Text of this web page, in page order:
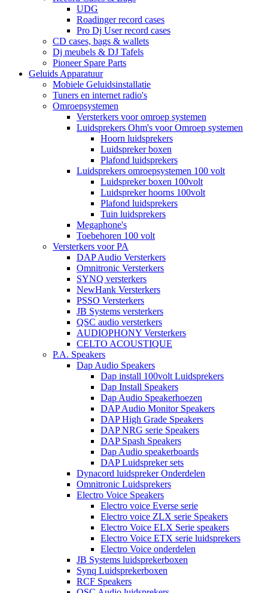
UDG
Roadinger record cases
Pro Dj User record cases
CD cases, bags & wallets
Dj meubels & DJ Tafels
Pioneer Spare Parts
Geluids Apparatuur
Mobiele Geluidsinstallatie
Tuners en internet radio's
Omroepsystemen
Versterkers voor omroep systemen
Luidsprekers Ohm's voor Omroep systemen
Hoorn luidsprekers
Luidspreker boxen
Plafond luidsprekers
Luidsprekers omroepsystemen 100 volt
Luidspreker boxen 100volt
Luidspreker hoorns 100volt
Plafond luidsprekers
Tuin luidsprekers
Megaphone's
Toebehoren 100 volt
Versterkers voor PA
DAP Audio Versterkers
Omnitronic Versterkers
SYNQ versterkers
NewHank Versterkers
PSSO Versterkers
JB Systems versterkers
QSC audio versterkers
AUDIOPHONY Versterkers
CELTO ACOUSTIQUE
P.A. Speakers
Dap Audio Speakers
Dap install 100volt Luidsprekers
Dap Install Speakers
Dap Audio Speakerhoezen
DAP Audio Monitor Speakers
DAP High Grade Speakers
DAP NRG serie Speakers
DAP Spash Speakers
Dap Audio speakerboards
DAP Luidspreker sets
Dynacord luidspreker Onderdelen
Omnitronic Luidsprekers
Electro Voice Speakers
Electro voice Everse serie
Electro voice ZLX serie Speakers
Electro Voice ELX Serie speakers
Electro Voice ETX serie luidsprekers
Electro Voice onderdelen
JB Systems luidsprekerboxen
Synq Luidsprekerboxen
RCF Speakers